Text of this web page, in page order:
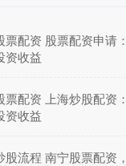
票配资 股票配资申请
资收益
票配资 上海炒股配资
资收益
股流程 南宁股票配资